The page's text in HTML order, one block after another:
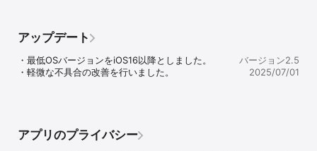
アップデート
・最低OSバージョンをiOS16以降としました。
・軽微な不具合の改善を行いました。
バージョン2.5
2025/07/01
アプリのプライバシー